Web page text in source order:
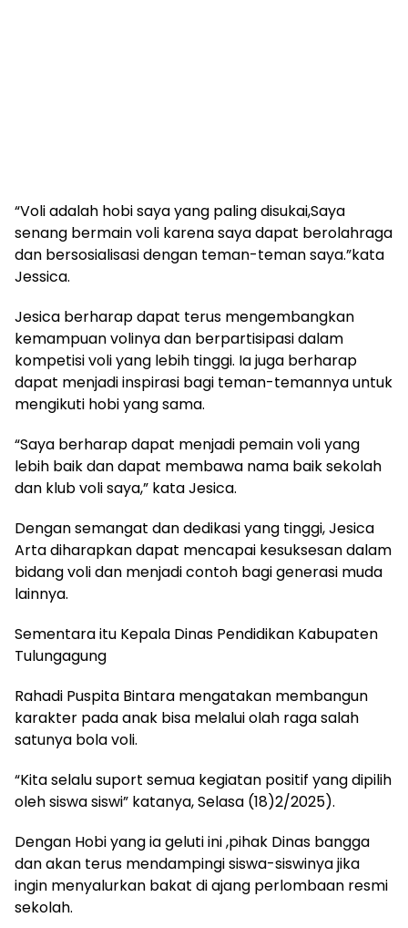
“Voli adalah hobi saya yang paling disukai,Saya
senang bermain voli karena saya dapat berolahraga
dan bersosialisasi dengan teman-teman saya.”kata
Jessica.
Jesica berharap dapat terus mengembangkan
kemampuan volinya dan berpartisipasi dalam
kompetisi voli yang lebih tinggi. Ia juga berharap
dapat menjadi inspirasi bagi teman-temannya untuk
mengikuti hobi yang sama.
“Saya berharap dapat menjadi pemain voli yang
lebih baik dan dapat membawa nama baik sekolah
dan klub voli saya,” kata Jesica.
Dengan semangat dan dedikasi yang tinggi, Jesica
Arta diharapkan dapat mencapai kesuksesan dalam
bidang voli dan menjadi contoh bagi generasi muda
lainnya.
Sementara itu Kepala Dinas Pendidikan Kabupaten
Tulungagung
Rahadi Puspita Bintara mengatakan membangun
karakter pada anak bisa melalui olah raga salah
satunya bola voli.
“Kita selalu suport semua kegiatan positif yang dipilih
oleh siswa siswi” katanya, Selasa (18)2/2025).
Dengan Hobi yang ia geluti ini ,pihak Dinas bangga
dan akan terus mendampingi siswa-siswinya jika
ingin menyalurkan bakat di ajang perlombaan resmi
sekolah.